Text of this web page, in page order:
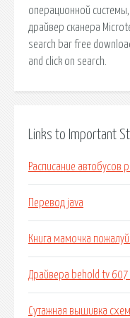
операционной
драйвер сканера
search bar free
and click on search.
Links to Important
Расписание автобусов
Перевод java
Книга мамочка
Драйвера behold tv
Сутажная вышивка